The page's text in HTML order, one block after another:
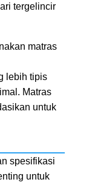
tergelincir
matras
lebih tipis
Matras
untuk
spesifikasi
untuk